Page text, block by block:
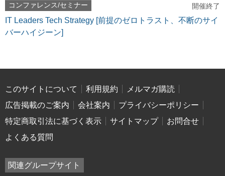
コンファレンス/セミナー 開催終了
IT Leaders Tech Strategy [前提のゼロトラスト、不断のサイ
バーハイジーン]
このサイトについて 利用規約
メルマガ購読
広告掲載のご案内
会社案内
プライバシーポリシー
特定商取引法に基づく表示
サイトマップ
お問合せ
よくある質問
関連グループサイト